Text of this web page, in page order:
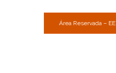
Área Reservada – EE